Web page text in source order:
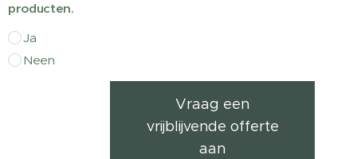
producten.
Ja
Neen
Vraag een
vrijblijvende offerte
aan